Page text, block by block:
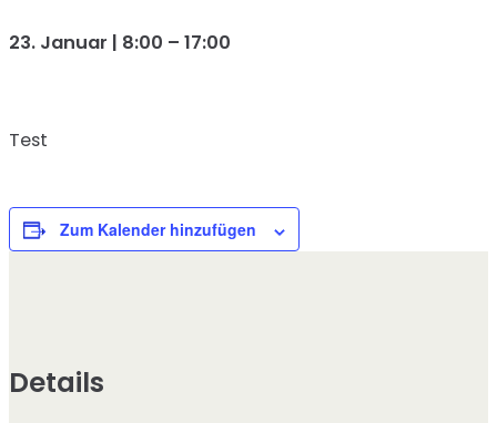
23. Januar | 8:00 – 17:00
Test
Zum Kalender hinzufügen
Details